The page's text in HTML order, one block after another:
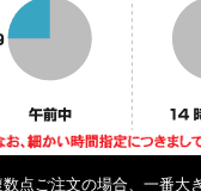
点ご注文の場合、一番大